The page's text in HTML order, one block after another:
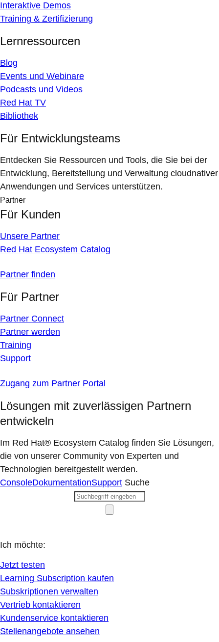
Interaktive Demos
Training & Zertifizierung
Lernressourcen
Blog
Events und Webinare
Podcasts und Videos
Red Hat TV
Bibliothek
Für Entwicklungsteams
Entdecken Sie Ressourcen und Tools, die Sie bei der
Entwicklung, Bereitstellung und Verwaltung cloudnativer
Anwendungen und Services unterstützen.
Partner
Für Kunden
Unsere Partner
Red Hat Ecosystem Catalog
Partner finden
Für Partner
Partner Connect
Partner werden
Training
Support
Zugang zum Partner Portal
Lösungen mit zuverlässigen Partnern
entwickeln
Im Red Hat® Ecosystem Catalog finden Sie Lösungen,
die von unserer Community von Experten und
Technologien bereitgestellt werden.
ConsoleDokumentationSupport Suche
Ich möchte:
Jetzt testen
Learning Subscription kaufen
Subskriptionen verwalten
Vertrieb kontaktieren
Kundenservice kontaktieren
Stellenangebote ansehen